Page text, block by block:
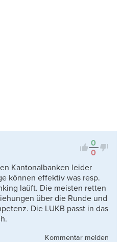
0
0
Kantonalbanken leider
können effektiv was resp.
laüft. Die meisten retten
über die Runde und
Die LUKB passt in das
Kommentar melden